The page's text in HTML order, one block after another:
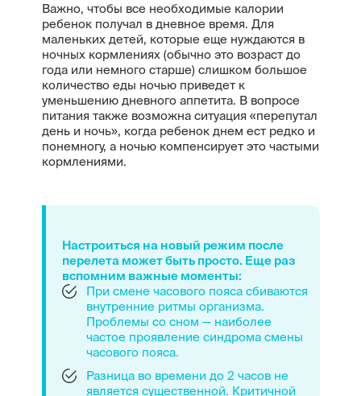
Важно, чтобы все необходимые калории
ребенок получал в дневное время. Для
маленьких детей, которые еще нуждаются в
ночных кормлениях (обычно это возраст до
года или немного старше) слишком большое
количество еды ночью приведет к
уменьшению дневного аппетита. В вопросе
питания также возможна ситуация «перепутал
день и ночь», когда ребенок днем ест редко и
понемногу, а ночью компенсирует это частыми
кормлениями.
Настроиться на новый режим после
перелета может быть просто. Еще раз
вспомним важные моменты:
При смене часового пояса сбиваются
внутренние ритмы организма.
Проблемы со сном — наиболее
частое проявление синдрома смены
часового пояса.
Разница во времени до 2 часов не
является существенной. Критичной